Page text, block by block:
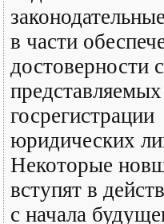
в части
достоверности
госрегистрации
юридических
Некоторые
вступят в
с начала